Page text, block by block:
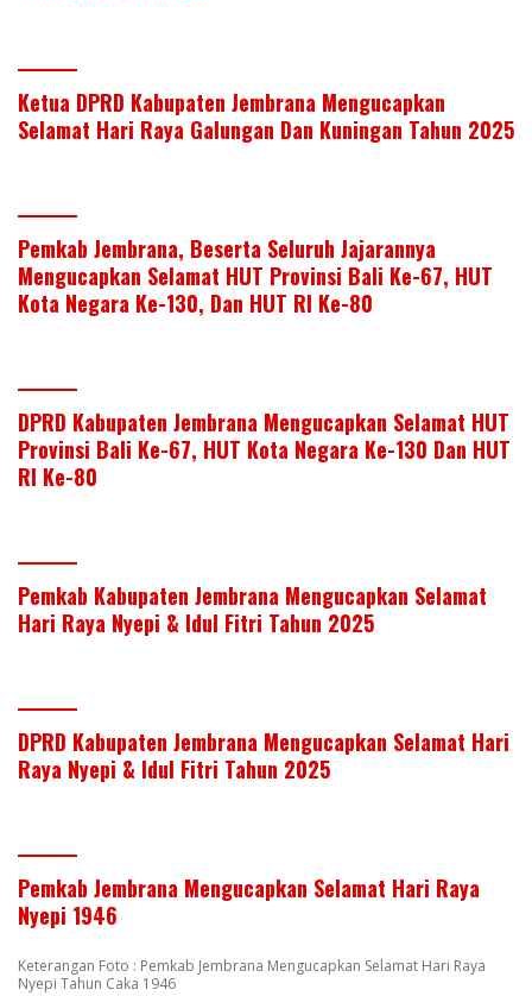
Ketua DPRD Kabupaten Jembrana Mengucapkan
Selamat Hari Raya Galungan Dan Kuningan Tahun 2025
Pemkab Jembrana, Beserta Seluruh Jajarannya
Mengucapkan Selamat HUT Provinsi Bali Ke-67, HUT
Kota Negara Ke-130, Dan HUT RI Ke-80
DPRD Kabupaten Jembrana Mengucapkan Selamat HUT
Provinsi Bali Ke-67, HUT Kota Negara Ke-130 Dan HUT
RI Ke-80
Pemkab Kabupaten Jembrana Mengucapkan Selamat
Hari Raya Nyepi & Idul Fitri Tahun 2025
DPRD Kabupaten Jembrana Mengucapkan Selamat Hari
Raya Nyepi & Idul Fitri Tahun 2025
Pemkab Jembrana Mengucapkan Selamat Hari Raya
Nyepi 1946
Keterangan Foto : Pemkab Jembrana Mengucapkan Selamat Hari Raya
Nyepi Tahun Caka 1946